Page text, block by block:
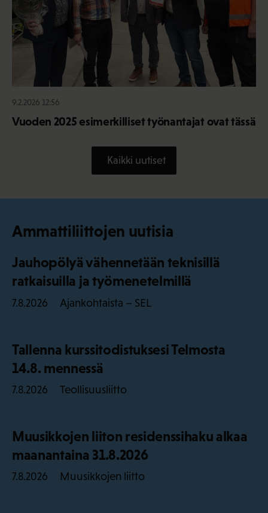
9.2.2026 12:56
Vuoden 2025 esimerkilliset työnantajat ovat tässä
Kaikki uutiset
Ammattiliittojen uutisia
Jauhopölyä vähennetään teknisillä
ratkaisuilla ja työmenetelmillä
7.8.2026 Ajankohtaista – SEL
Tallenna kurssitodistuksesi Telmosta
14.8. mennessä
7.8.2026 Teollisuusliitto
Muusikkojen liiton residenssihaku alkaa
maanantaina 31.8.2026
7.8.2026 Muusikkojen liitto